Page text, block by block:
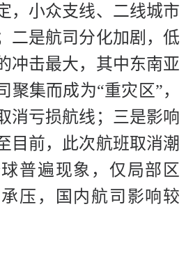
，小众支线、二线城市
二是航司分化加剧，低
冲击最大，其中东南亚
聚集而成为“重灾区”，
消亏损航线；三是影响
目前，此次航班取消潮
普遍现象，仅局部区
压，国内航司影响较